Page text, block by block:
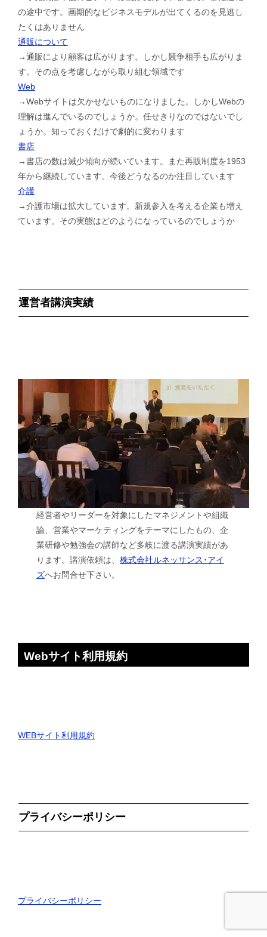
の途中です。画期的なビジネスモデルが出てくるのを見逃し
たくはありません
通販について
→通販により顧客は広がります。しかし競争相手も広がりま
す。その点を考慮しながら取り組む領域です
Web
→Webサイトは欠かせないものになりました。しかしWebの
理解は進んでいるのでしょうか。任せきりなのではないでし
ょうか。知っておくだけで劇的に変わります
書店
→書店の数は減少傾向が続いています。また再販制度を1953
年から継続しています。今後どうなるのか注目しています
介護
→介護市場は拡大しています。新規参入を考える企業も増え
ています。その実態はどのようになっているのでしょうか
運営者講演実績
経営者やリーダーを対象にしたマネジメントや組織
論、営業やマーケティングをテーマにしたもの、企
業研修や勉強会の講師など多岐に渡る講演実績があ
ります。講演依頼は、株式会社ルネッサンス･アイ
ズへお問合せ下さい。
Webサイト利用規約
WEBサイト利用規約
プライバシーポリシー
プライバシーポリシー